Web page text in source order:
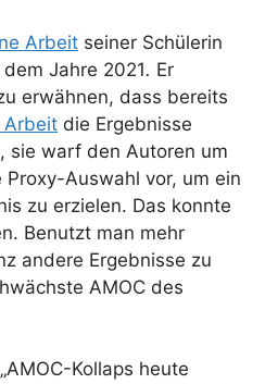
Arbeit seiner Schülerin
Jahre 2021. Er
erwähnen, dass bereits
Arbeit die Ergebnisse
sie warf den Autoren um
Proxy-Auswahl vor, um ein
zu erzielen. Das konnte
Benutzt man mehr
andere Ergebnisse zu
AMOC des
Kollaps heute